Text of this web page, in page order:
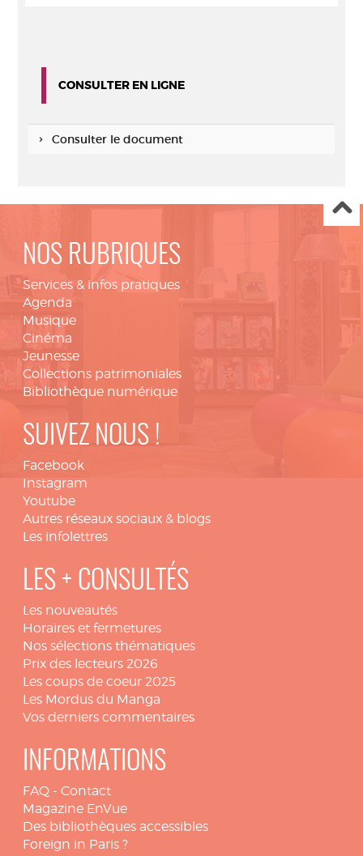
CONSULTER EN LIGNE
Consulter le document
NOS RUBRIQUES
Services & infos pratiques
Agenda
Musique
Cinéma
Jeunesse
Collections patrimoniales
Bibliothèque numérique
SUIVEZ NOUS !
Facebook
Instagram
Youtube
Autres réseaux sociaux & blogs
Les infolettres
LES + CONSULTÉS
Les nouveautés
Horaires et fermetures
Nos sélections thématiques
Prix des lecteurs 2026
Les coups de coeur 2025
Les Mordus du Manga
Vos derniers commentaires
INFORMATIONS
FAQ - Contact
Magazine EnVue
Des bibliothèques accessibles
Foreign in Paris ?